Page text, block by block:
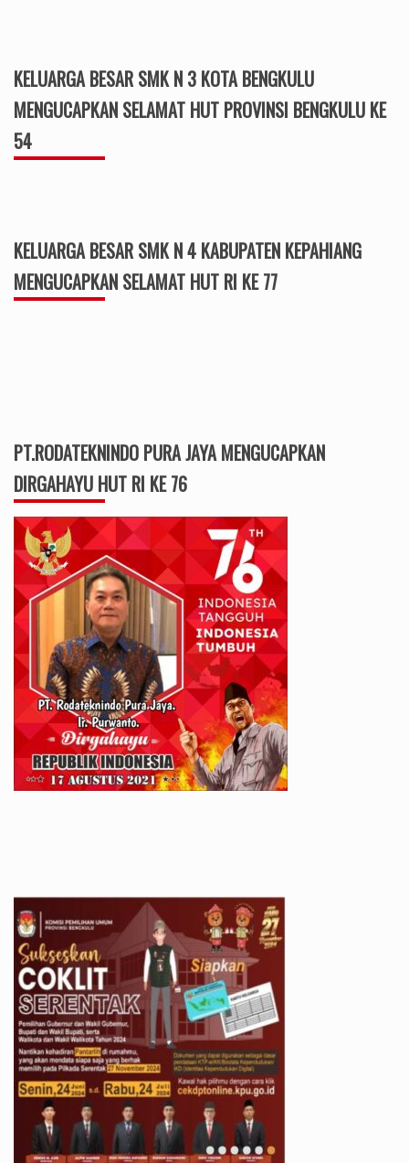
KELUARGA BESAR SMK N 3 KOTA BENGKULU
MENGUCAPKAN SELAMAT HUT PROVINSI BENGKULU KE
54
KELUARGA BESAR SMK N 4 KABUPATEN KEPAHIANG
MENGUCAPKAN SELAMAT HUT RI KE 77
PT.RODATEKNINDO PURA JAYA MENGUCAPKAN
DIRGAHAYU HUT RI KE 76